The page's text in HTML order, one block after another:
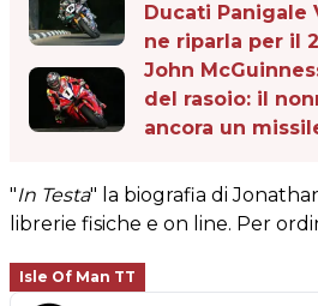
Ducati Panigale
ne riparla per il
John
del rasoio: il
ancora un
"In Testa" la biografia di
librerie fisiche e on line. Per
Isle Of Man TT